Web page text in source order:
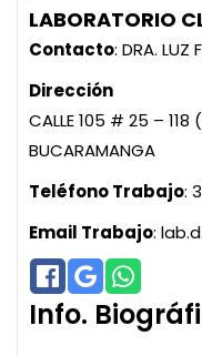
LABORATORIO
Contacto: DRA. LUZ
Dirección
CALLE 105 # 25 – 118
BUCARAMANGA
Teléfono Trabajo:
Email Trabajo:
Info.